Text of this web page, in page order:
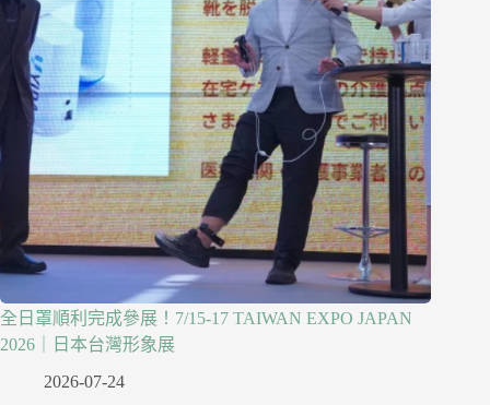
全日罩順利完成參展！7/15-17 TAIWAN EXPO JAPAN
2026｜日本台灣形象展
2026-07-24